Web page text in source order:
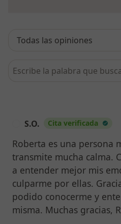
Busca en opiniones
S.O. Cita verificada
Roberta es una persona
transmite mucha calma.
a entender mejor mis
culparme por ellas.
podido conocerme y
misma. Muchas gracias,